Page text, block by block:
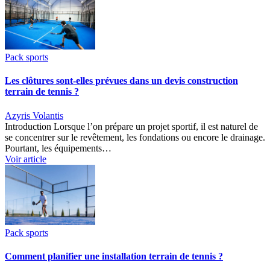
Pack sports
Les clôtures sont-elles prévues dans un devis construction
terrain de tennis ?
Azyris Volantis
Introduction Lorsque l’on prépare un projet sportif, il est naturel de
se concentrer sur le revêtement, les fondations ou encore le drainage.
Pourtant, les équipements…
Voir article
Pack sports
Comment planifier une installation terrain de tennis ?